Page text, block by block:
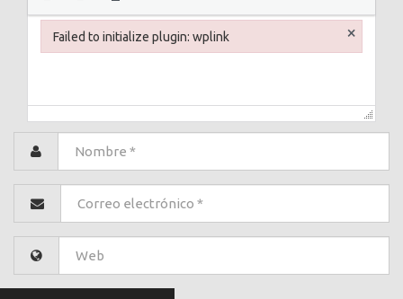
Failed to initialize plugin: wplink ×
Failed to initialize plugin: wplink